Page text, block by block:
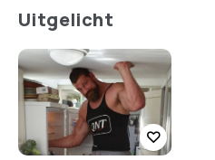
Uitgelicht